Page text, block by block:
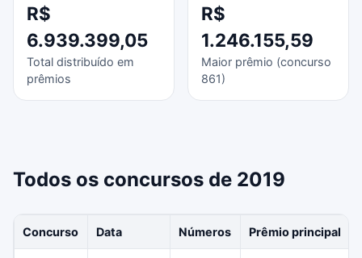
R$
6.939.399,05
Total distribuído em
prêmios
R$
1.246.155,59
Maior prêmio (concurso
861)
Todos os concursos de 2019
Concurso Data Números Prêmio principal